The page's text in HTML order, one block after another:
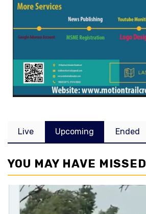
Live Upcoming Ended
YOU MAY HAVE MISSED